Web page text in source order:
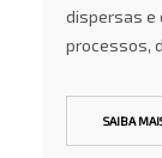
dispersas e
processos,
SAIBA